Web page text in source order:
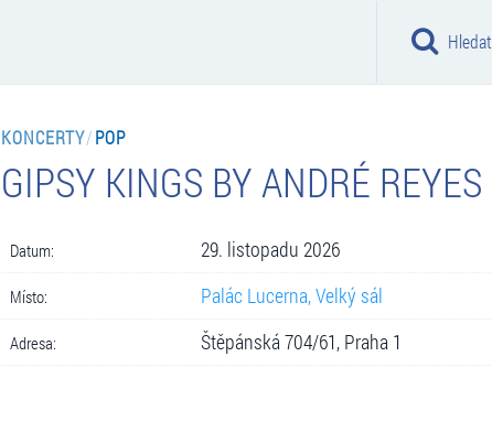
Hledat
KONCERTY/POP
GIPSY KINGS BY ANDRÉ REYES
Datum: 29. listopadu 2026
Místo: Palác Lucerna, Velký sál
Adresa: Štěpánská 704/61, Praha 1